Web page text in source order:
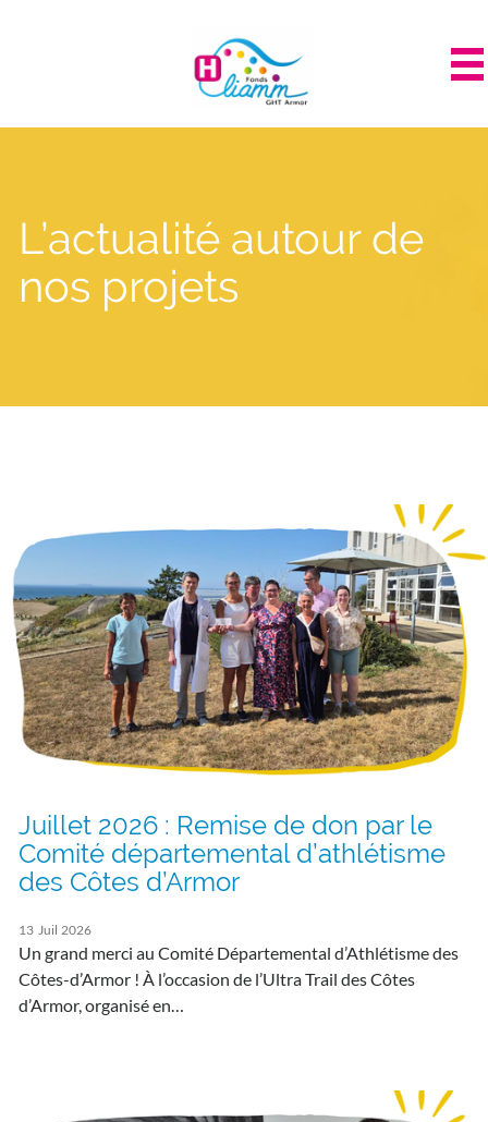
L’actualité autour de
nos projets
Juillet 2026 : Remise de don par le
Comité départemental d’athlétisme
des Côtes d’Armor
13 Juil 2026
Un grand merci au Comité Départemental d’Athlétisme des
Côtes-d’Armor ! À l’occasion de l’Ultra Trail des Côtes
d’Armor, organisé en…